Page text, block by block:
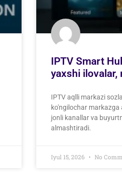
IPTV Smart
yaxshi ilovalar,
IPTV aqlli markazi
ko'ngilochar
jonli kanallar va
almashtiradi.
Iyul 15, 2026 No